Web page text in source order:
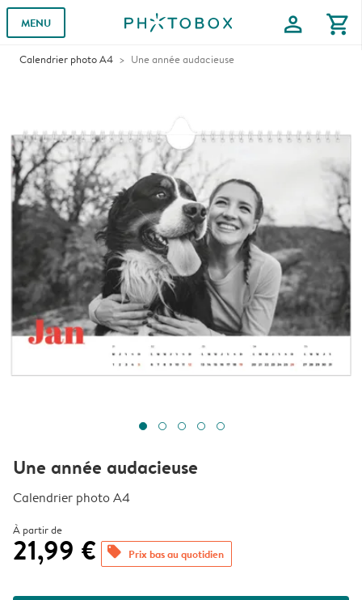
MENU profile shopping_cart
Calendrier photo A4 Une année audacieuse
Une année audacieuse
Calendrier photo A4
À partir de
21,99 € offers Prix bas au quotidien